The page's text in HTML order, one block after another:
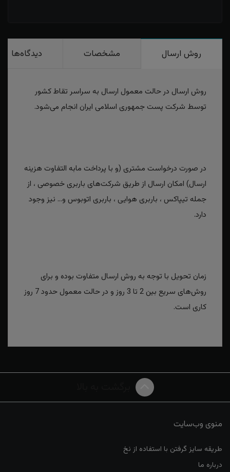
روش ارسال مشخصات دیدگاه‌ها
روش ارسال در حالت معمول ارسال به سراسر تقاط کشور
توسط شرکت پست جمهوری اسلامی ایران انجام می‌شود.
در صورت درخواست مشتری (و با پرداخت مابه التفاوت هزینه
ارسال) امکان ارسال از طریق شرکت‌های باربری خصوصی ، از
جمله تیپاکس ، باربری هوایی ، باربری اتوبوس و... نیز وجود
دارد.
زمان تحویل با توجه به روش ارسال متفاوت بوده و برای
روش‌های سریع بین 2 تا 3 روز و در حالت معمول حدود 7 روز
کاری است.
منوی وب‌سایت
طریقه سایز گرفتن با استفاده از نخ
درباره ما